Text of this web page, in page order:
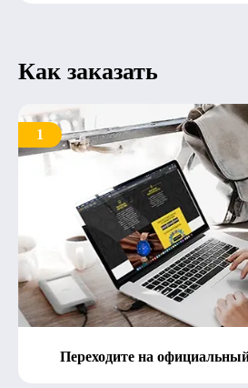
Как заказать
1
Переходите на